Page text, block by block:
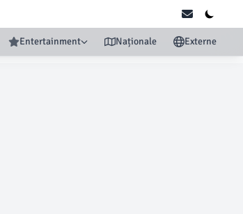
Entertainment Naționale Externe